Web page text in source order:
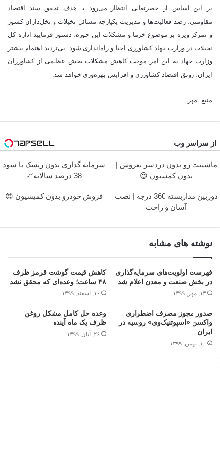
بر این اساس از حضرتعالی انتظار می‌رود با هدف تحقق سند اقتصاد
مقاومتی، رصد فعالیت‌ها و مدیریت یکپارچه مسائل نخیلات و نخل‌داران کشور
و تمرکز ویژه بر موضوع خرما و مشکلات این حوزه، دستور فرمایید اداره کل
نخیلات در وزارت جهاد کشاورزی احیا و راه‌اندازی شود. بی‌تردید اهتمام بیشتر
وزارت جهاد به این امر موجب کاهش مشکلات بخش عظیمی از کشاورزان
ایران، رونق اقتصاد کشاورزی و افزایش بهره‌وری خواهد شد.
منبع: مهر
از سراسر وب
ماشینت رو بدون دردسر بفروش |
بدون کمسیون 😍
سرمایه گذاری بدون ریسک با سود
38 درصد سالانه📈
دوربین مداربسته 360 درجه | نصب
آسان و راحت
فروش خودرو بدون کمیسیون 😍
نوشته های مشابه
فهرست اولویت‌های سرمایه‌گذاری
در بخش صنعت و معدن اعلام شد
۱۳, مهر, ۱۳۹۹
کاهش قیمت گوشت قرمز ظرف
۴۸ ساعت؛ وعده‌ای که محقق نشد
۱۰, اسفند, ۱۳۹۹
صدور مجوز مصرف اضطراری
واکسن «اسپوتنیک‌وی» روسیه در
ایران
۱۰, بهمن, ۱۳۹۹
وعده حل کامل مشکل روغن
ظرف یک ماه آینده
۲۶, آبان, ۱۳۹۹